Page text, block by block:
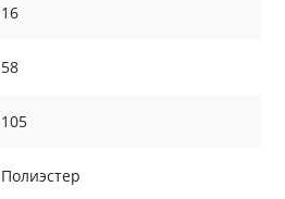
16
58
105
Полиэстер